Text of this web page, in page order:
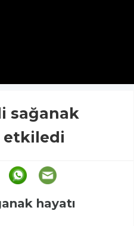
sağanak
etkiledi
hayatı